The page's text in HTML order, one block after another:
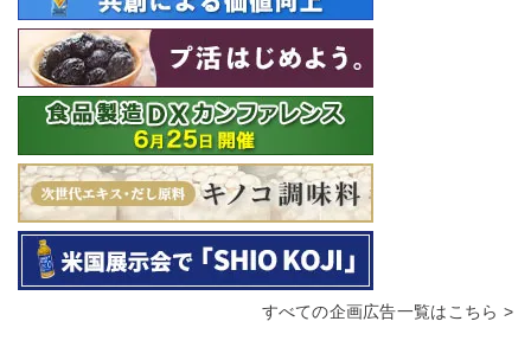
すべての企画広告一覧はこちら >